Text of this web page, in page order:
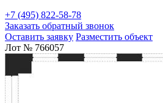
+7 (495) 822-58-78
Заказать обратный звонок
Оставить заявку Разместить объект
Лот № 766057